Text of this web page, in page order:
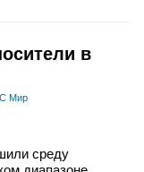
в
Мир
среду